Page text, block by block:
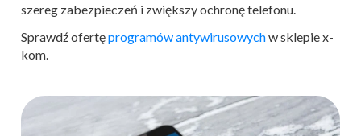
szereg zabezpieczeń i zwiększy ochronę telefonu.
Sprawdź ofertęprogramów antywirusowychw sklepie x-
kom.